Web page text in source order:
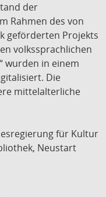
der
Rahmen des von
geförderten Projekts
volkssprachlichen
wurden in einem
Die
mittelalterliche
für Kultur
Neustart